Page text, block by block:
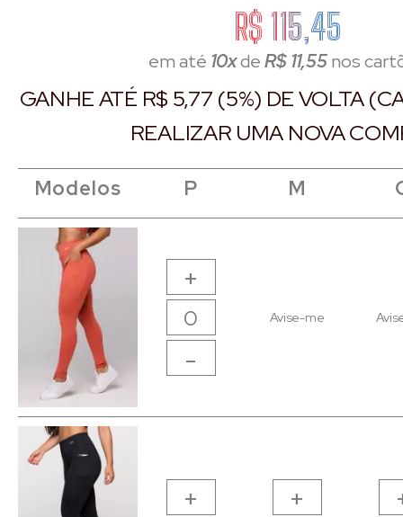
R$ 115,45
em até 10xdeR$ 11,55nos
GANHE ATÉ R$ 5,77 (5%) DE VOLTA
REALIZAR UMA NOVA
Modelos P M
+
-
Avise-me
+ +
Modelos
Modelos
Modelos P M